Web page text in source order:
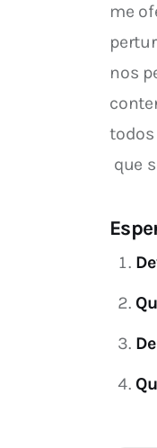
me
nos
que